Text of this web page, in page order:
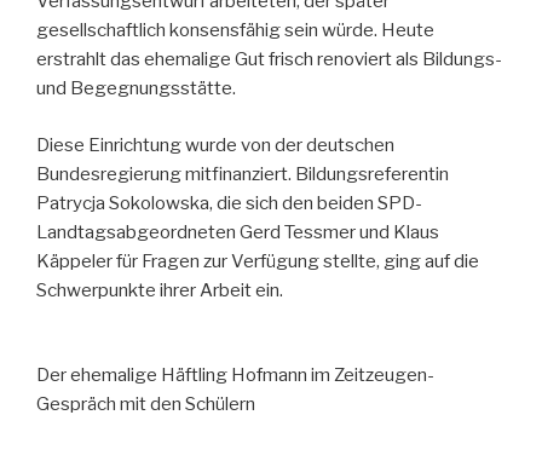
gesellschaftlich konsensfähig sein würde. Heute
erstrahlt das ehemalige Gut frisch renoviert als Bildungs-
und Begegnungsstätte.
Diese Einrichtung wurde von der deutschen
Bundesregierung mitfinanziert. Bildungsreferentin
Patrycja Sokolowska, die sich den beiden SPD-
Landtagsabgeordneten Gerd Tessmer und Klaus
Käppeler für Fragen zur Verfügung stellte, ging auf die
Schwerpunkte ihrer Arbeit ein.
Der ehemalige Häftling Hofmann im Zeitzeugen-
Gespräch mit den Schülern